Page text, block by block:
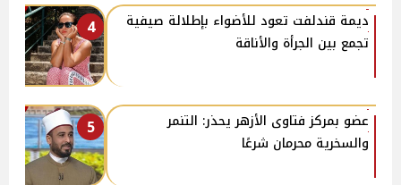
4
ديمة قندلفت تعود للأضواء بإطلالة صيفية
تجمع بين الجرأة والأناقة
5
عضو بمركز فتاوى الأزهر يحذر: التنمر
والسخرية محرمان شرعًا